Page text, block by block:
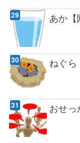
あか
ねぐ
おせ